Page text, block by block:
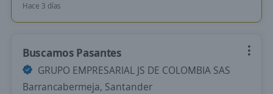
Hace 3 días
Buscamos Pasantes
GRUPO EMPRESARIAL JS DE COLOMBIA SAS
Barrancabermeja, Santander